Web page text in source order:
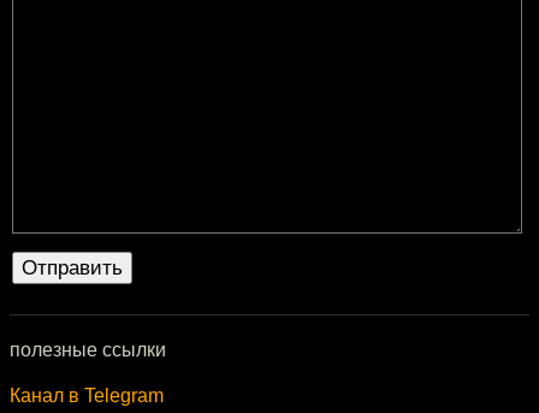
полезные ссылки
Канал в Telegram